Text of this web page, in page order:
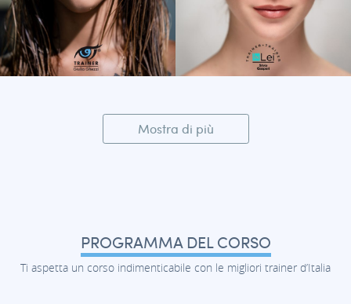
Mostra di più
PROGRAMMA DEL CORSO
Ti aspetta un corso indimenticabile con le migliori trainer d’Italia